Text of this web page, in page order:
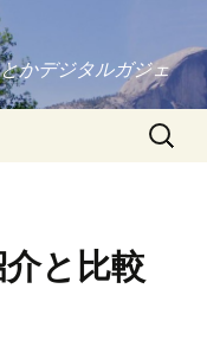
かデジタルガジェ
検
索:
と比較